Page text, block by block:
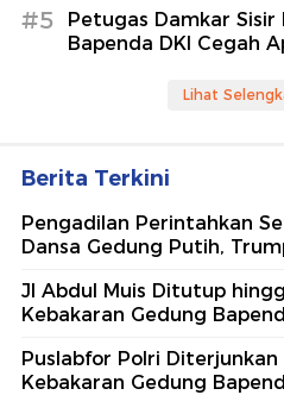
#5
Petugas Damkar Sisir
Bapenda DKI Cegah
Lihat
Berita Terkini
Pengadilan Perintahkan
Dansa Gedung Putih,
Jl Abdul Muis Ditutup
Kebakaran Gedung
Puslabfor Polri
Kebakaran Gedung